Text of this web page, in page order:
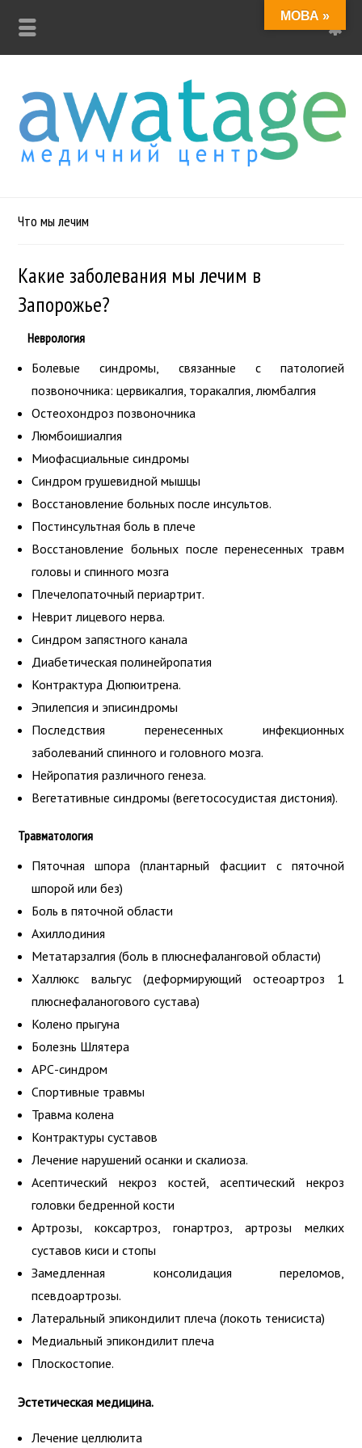
Что мы лечим
Какие заболевания мы лечим в
Запорожье?
Неврология
Болевые синдромы, связанные с патологией
позвоночника: цервикалгия, торакалгия, люмбалгия
Остеохондроз позвоночника
Люмбоишиалгия
Миофасциальные синдромы
Синдром грушевидной мышцы
Восстановление больных после инсультов.
Постинсультная боль в плече
Восстановление больных после перенесенных травм
головы и спинного мозга
Плечелопаточный периартрит.
Неврит лицевого нерва.
Синдром запястного канала
Диабетическая полинейропатия
Контрактура Дюпюитрена.
Эпилепсия и эписиндромы
Последствия перенесенных инфекционных
заболеваний спинного и головного мозга.
Нейропатия различного генеза.
Вегетативные синдромы (вегетососудистая дистония).
Травматология
Пяточная шпора (плантарный фасциит с пяточной
шпорой или без)
Боль в пяточной области
Ахиллодиния
Метатарзалгия (боль в плюснефаланговой области)
Халлюкс вальгус (деформирующий остеоартроз 1
плюснефаланогового сустава)
Колено прыгуна
Болезнь Шлятера
АРС-синдром
Спортивные травмы
Травма колена
Контрактуры суставов
Лечение нарушений осанки и скалиоза.
Асептический некроз костей, асептический некроз
головки бедренной кости
Артрозы, коксартроз, гонартроз, артрозы мелких
суставов киси и стопы
Замедленная консолидация переломов,
псевдоартрозы.
Латеральный эпикондилит плеча (локоть тенисиста)
Медиальный эпикондилит плеча
Плоскостопие.
Эстетическая медицина.
Лечение целлюлита
МОВА »